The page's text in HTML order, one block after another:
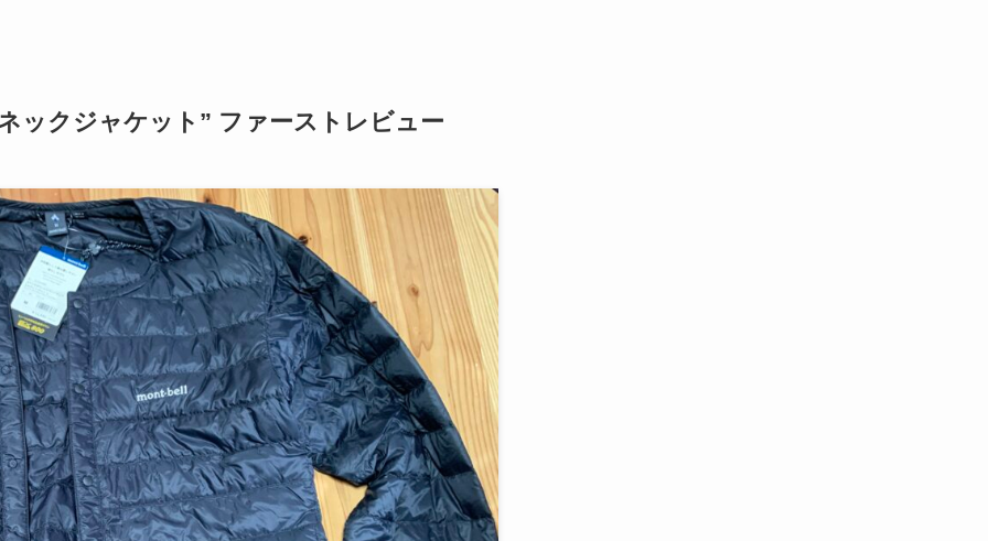
ックジャケット” ファーストレビュー